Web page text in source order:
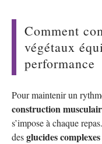
Comment
végétaux
performance
Pour maintenir un
construction
s’impose à chaque
desglucides complexes